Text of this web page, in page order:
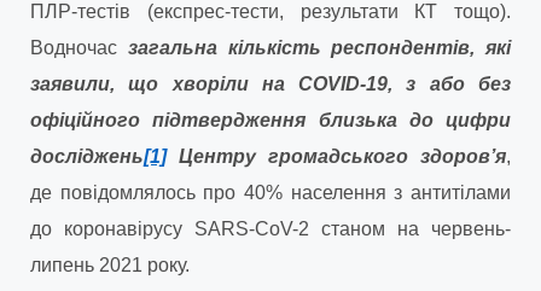
ПЛР-тестів (експрес-тести, результати КТ тощо).
Водночас загальна кількість респондентів, які
заявили, що хворіли на COVID-19, з або без
офіційного підтвердження близька до цифри
досліджень[1]Центру громадського здоров’я,
де повідомлялось про 40% населення з антитілами
до коронавірусу SARS-CoV-2 станом на червень-
липень 2021 року.